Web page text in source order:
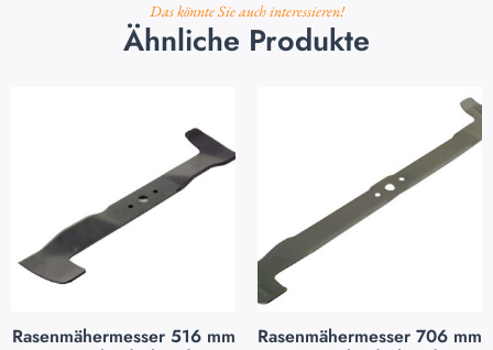
Das könnte Sie auch interessieren!
Ähnliche Produkte
Rasenmähermesser 516 mm
Rasenmähermesser 706 mm